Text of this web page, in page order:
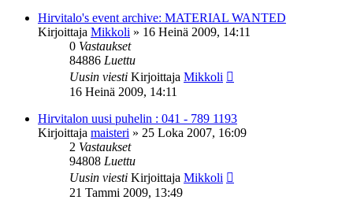
Hirvitalo's event archive: MATERIAL WANTED
Kirjoittaja Mikkoli » 16 Heinä 2009, 14:11
0 Vastaukset
84886 Luettu
Uusin viesti Kirjoittaja Mikkoli
16 Heinä 2009, 14:11
Hirvitalon uusi puhelin : 041 - 789 1193
Kirjoittaja maisteri » 25 Loka 2007, 16:09
2 Vastaukset
94808 Luettu
Uusin viesti Kirjoittaja Mikkoli
21 Tammi 2009, 13:49